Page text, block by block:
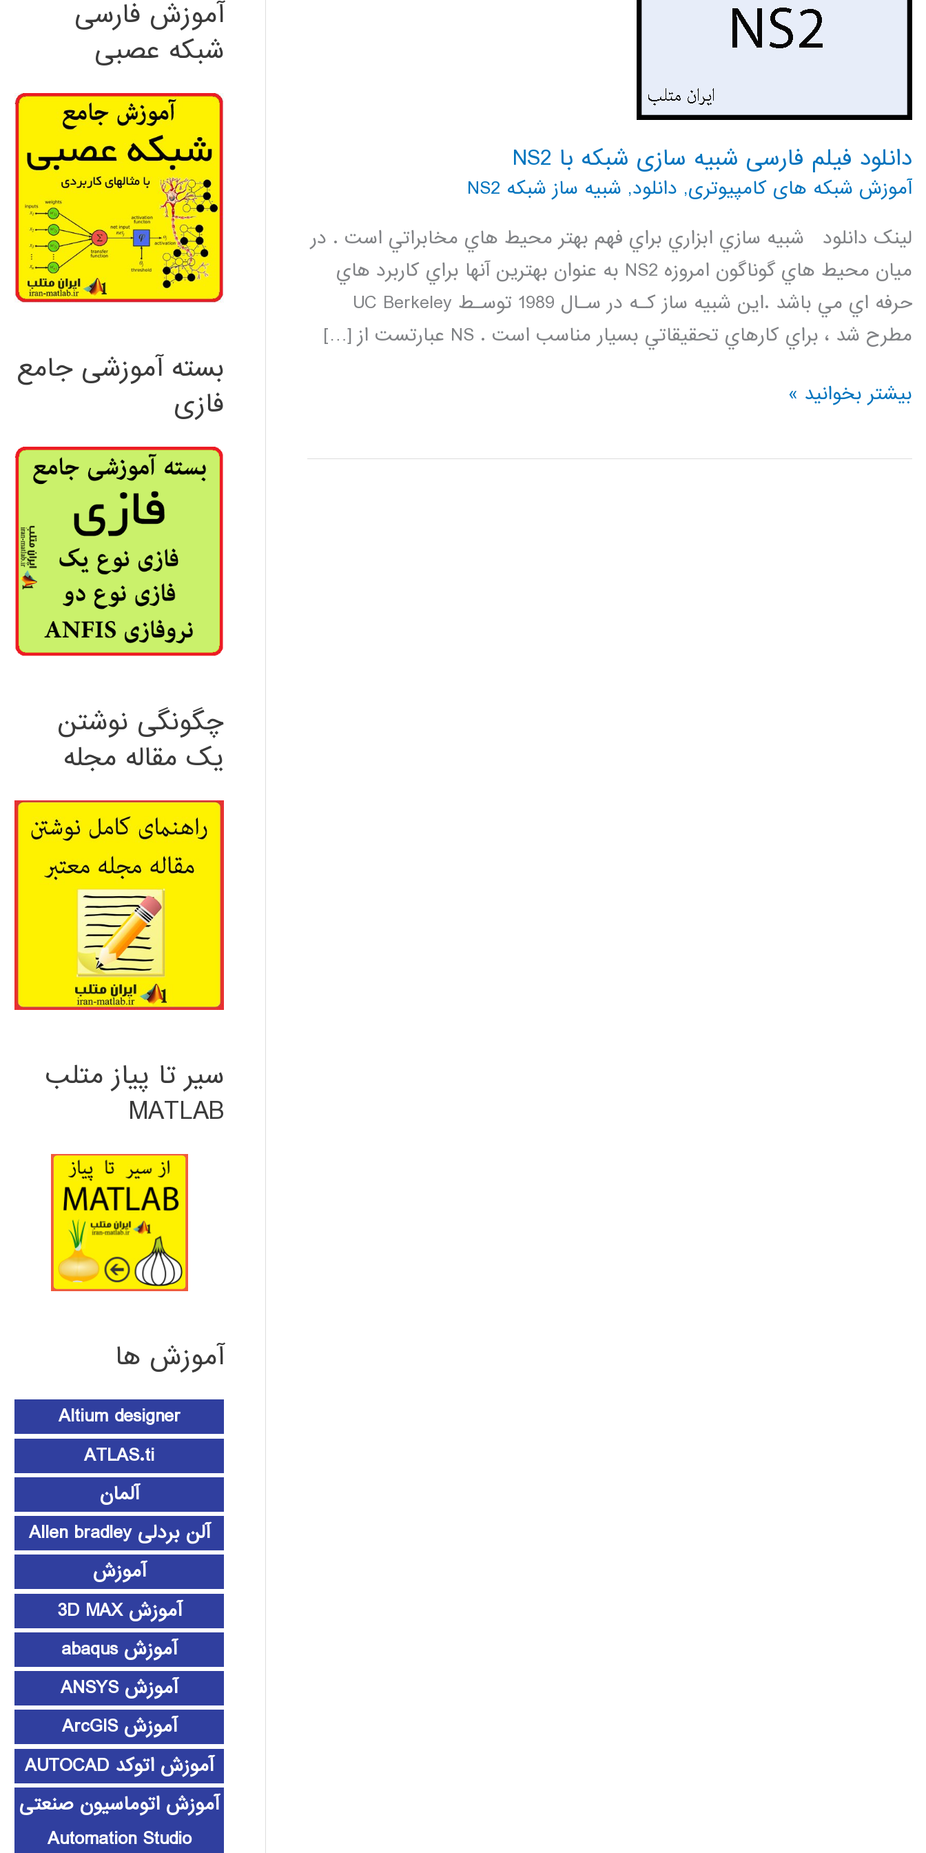
دانلود فیلم فارسی شبیه سازی شبکه با NS2
آموزش شبکه های کامپیوتری, دانلود, شبیه ساز شبکه NS2
لینک دانلود شبيه سازي ابزاري براي فهم بهتر محيط هاي مخابراتي است . در
ميان محيط هاي گوناگون امروزه NS2 به عنوان بهترين آنها براي كاربرد هاي
حرفه اي مي باشد .اين شبيه ساز كـه در سـال 1989 توسـط UC Berkeley
مطرح شد ، براي كارهاي تحقيقاتي بسيار مناسب است . NS عبارتست از […]
دانلود
فارسی
بیشتر بخوانید »
آموزش فارسی
شبکه عصبی
بسته آموزشی جامع
فازی
چگونگی نوشتن
یک مقاله مجله
سیر تا پیاز متلب
MATLAB
آموزش ها
Altium designer
ATLAS.ti
آلمان
آلن بردلی Allen bradley
آموزش
آموزش 3D MAX
آموزش abaqus
آموزش ANSYS
آموزش ArcGIS
آموزش اتوکد AUTOCAD
آموزش اتوماسیون صنعتی
Automation Studio